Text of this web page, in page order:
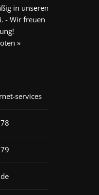
in unseren
- Wir freuen
»
services